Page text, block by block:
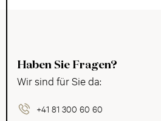
Haben Sie Fragen?
Wir sind für Sie da:
+41 81 300 60 60